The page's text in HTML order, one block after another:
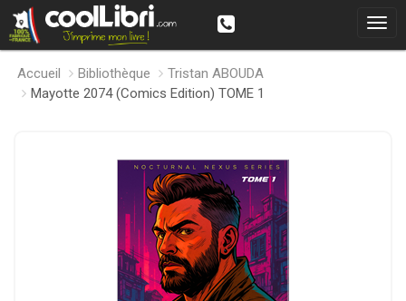
Accueil Bibliothèque
Tristan ABOUDA
Mayotte 2074 (Comics Edition) TOME 1